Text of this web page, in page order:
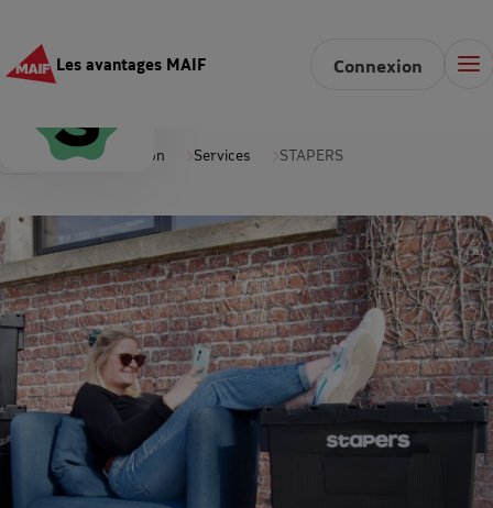
Les avantages MAIF Connexion
Accueil Maison Services STAPERS